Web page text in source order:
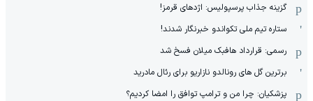
گزینه جذاب پرسپولیس: اژدهای قرمز!
ستاره تیم ملی تکواندو خبرنگار شدند!
رسمی: قرارداد هافبک میلان فسخ شد
برترین گل های رونالدو نازاریو برای رئال مادرید
پزشکیان: چرا من و ترامپ توافق را امضا کردیم؟